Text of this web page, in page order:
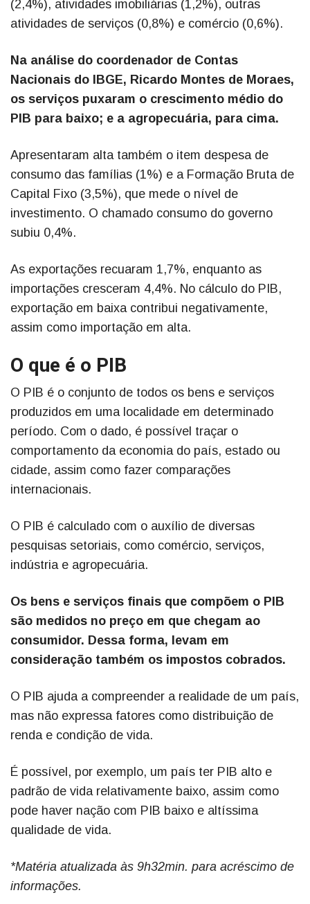
(2,4%), atividades imobiliárias (1,2%), outras
atividades de serviços (0,8%) e comércio (0,6%).
Na análise do coordenador de Contas
Nacionais do IBGE, Ricardo Montes de Moraes,
os serviços puxaram o crescimento médio do
PIB para baixo; e a agropecuária, para cima.
Apresentaram alta também o item despesa de
consumo das famílias (1%) e a Formação Bruta de
Capital Fixo (3,5%), que mede o nível de
investimento. O chamado consumo do governo
subiu 0,4%.
As exportações recuaram 1,7%, enquanto as
importações cresceram 4,4%. No cálculo do PIB,
exportação em baixa contribui negativamente,
assim como importação em alta.
O que é o PIB
O PIB é o conjunto de todos os bens e serviços
produzidos em uma localidade em determinado
período. Com o dado, é possível traçar o
comportamento da economia do país, estado ou
cidade, assim como fazer comparações
internacionais.
O PIB é calculado com o auxílio de diversas
pesquisas setoriais, como comércio, serviços,
indústria e agropecuária.
Os bens e serviços finais que compõem o PIB
são medidos no preço em que chegam ao
consumidor. Dessa forma, levam em
consideração também os impostos cobrados.
O PIB ajuda a compreender a realidade de um país,
mas não expressa fatores como distribuição de
renda e condição de vida.
É possível, por exemplo, um país ter PIB alto e
padrão de vida relativamente baixo, assim como
pode haver nação com PIB baixo e altíssima
qualidade de vida.
*Matéria atualizada às 9h32min. para acréscimo de
informações.